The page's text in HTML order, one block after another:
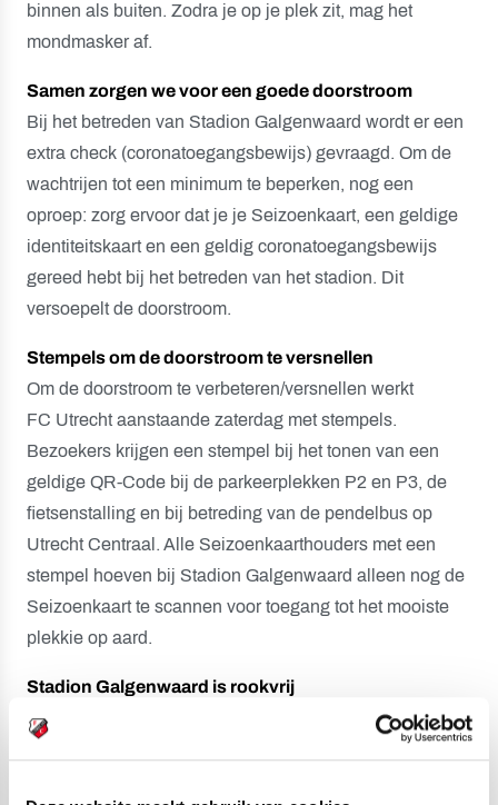
binnen als buiten. Zodra je op je plek zit, mag het
mondmasker af.
Samen zorgen we voor een goede doorstroom
Bij het betreden van Stadion Galgenwaard wordt er een
extra check (coronatoegangsbewijs) gevraagd. Om de
wachtrijen tot een minimum te beperken, nog een
oproep: zorg ervoor dat je je Seizoenkaart, een geldige
identiteitskaart en een geldig coronatoegangsbewijs
gereed hebt bij het betreden van het stadion. Dit
versoepelt de doorstroom.
Stempels om de doorstroom te versnellen
Om de doorstroom te verbeteren/versnellen werkt
FC Utrecht aanstaande zaterdag met stempels.
Bezoekers krijgen een stempel bij het tonen van een
geldige QR-Code bij de parkeerplekken P2 en P3, de
fietsenstalling en bij betreding van de pendelbus op
Utrecht Centraal. Alle Seizoenkaarthouders met een
stempel hoeven bij Stadion Galgenwaard alleen nog de
Seizoenkaart te scannen voor toegang tot het mooiste
plekkie op aard.
Stadion Galgenwaard is rookvrij
Sinds vorig seizoen zijn alle stadions in de Eredivisie en
Keuken Kampioen Divisie rookvrij. Ook in Stadion